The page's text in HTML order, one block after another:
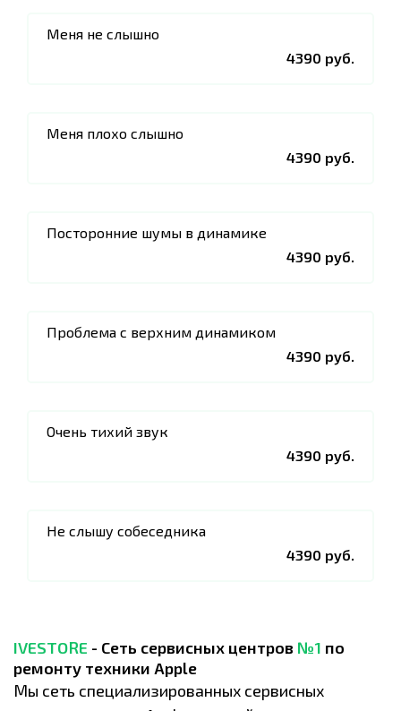
Меня не слышно
4390 руб.
Меня плохо слышно
4390 руб.
Посторонние шумы в динамике
4390 руб.
Проблема с верхним динамиком
4390 руб.
Очень тихий звук
4390 руб.
Не слышу собеседника
4390 руб.
IVESTORE - Сеть сервисных центров №1 по
ремонту техники Apple
Мы сеть специализированных сервисных